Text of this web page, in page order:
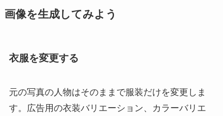
画像を生成してみよう
衣服を変更する
元の写真の人物はそのままで服装だけを変更しま
す。広告用の衣装バリエーション、カラーバリエ